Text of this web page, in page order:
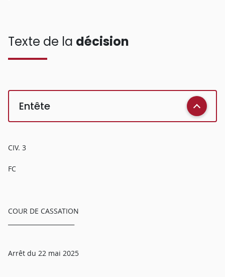
Texte de la décision
Entête
CIV. 3
FC
COUR DE CASSATION
Arrêt du 22 mai 2025